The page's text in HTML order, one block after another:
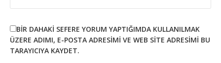
BIR DAHAKI SEFERE YORUM YAPTIĞIMDA KULLANILMAK
ÜZERE ADIMI, E-POSTA ADRESIMI VE WEB SITE ADRESIMI BU
TARAYICIYA KAYDET.